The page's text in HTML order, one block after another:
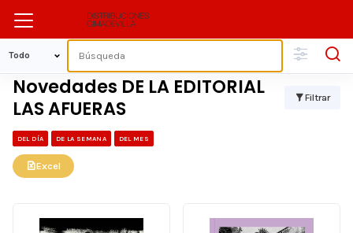
Novedades DE LA EDITORIAL
LAS AFUERAS
Filtrar
DEL DÍA DE LA SEMANA DEL MES
Excel